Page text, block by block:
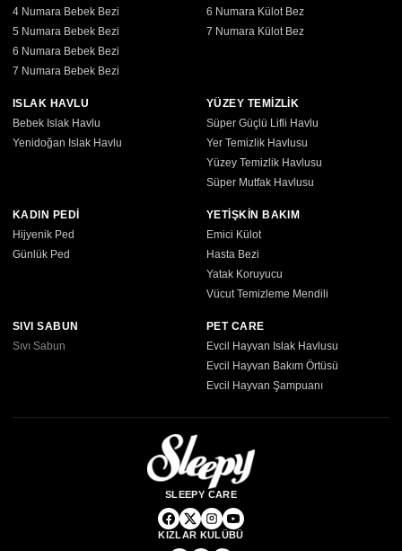
4 Numara Bebek Bezi
5 Numara Bebek Bezi
6 Numara Bebek Bezi
7 Numara Bebek Bezi
6 Numara Külot Bez
7 Numara Külot Bez
ISLAK HAVLU
Bebek Islak Havlu
Yenidoğan Islak Havlu
YÜZEY TEMİZLİK
Süper Güçlü Lifli Havlu
Yer Temizlik Havlusu
Yüzey Temizlik Havlusu
Süper Mutfak Havlusu
KADIN PEDİ
Hijyenik Ped
Günlük Ped
YETİŞKİN BAKIM
Emici Külot
Hasta Bezi
Yatak Koruyucu
Vücut Temizleme Mendili
SIVI SABUN
Sıvı Sabun
PET CARE
Evcil Hayvan Islak Havlusu
Evcil Hayvan Bakım Örtüsü
Evcil Hayvan Şampuanı
SLEEPY CARE
KIZLAR KULÜBÜ